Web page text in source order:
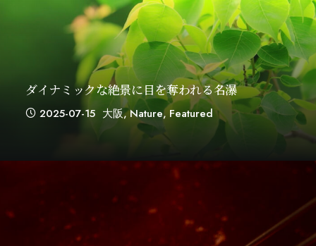
ダイナミックな絶景に目を奪われる名瀑
2025-07-15 大阪,Nature, Featured